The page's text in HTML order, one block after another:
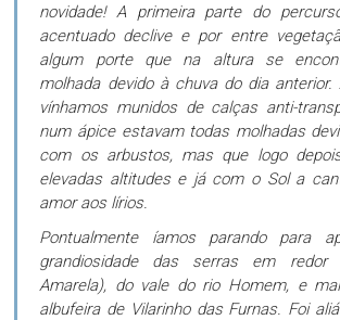
novidade! A primeira parte do
acentuado declive e por entre
algum porte que na altura se
molhada devido à chuva do dia anterior.
vínhamos munidos de calças anti-
num ápice estavam todas molhadas
com os arbustos, mas que logo
elevadas altitudes e já com o Sol a
amor aos lírios.
Pontualmente íamos parando para
grandiosidade das serras em redor
Amarela), do vale do rio Homem, e
albufeira de Vilarinho das Furnas. Foi